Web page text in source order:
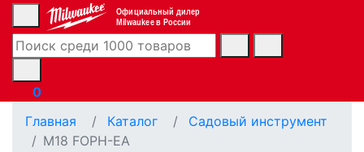
Официальный дилер
Milwaukee в России
0
Главная
Каталог
Садовый инструмент
M18 FOPH-EA